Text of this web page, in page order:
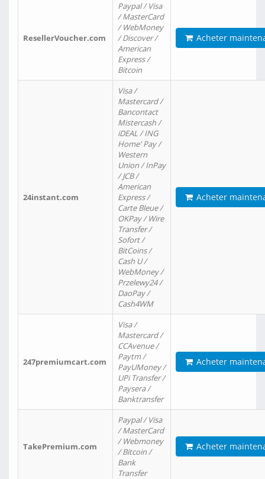
ResellerVoucher.com
Paypal / Visa
/ MasterCard
/ WebMoney
/ Discover /
American
Express /
Bitcoin
Acheter
24instant.com
Visa /
Mastercard /
Bancontact
Mistercash /
iDEAL / ING
Home' Pay /
Western
Union / InPay
/ JCB /
American
Express /
Carte Bleue /
OKPay / Wire
Transfer /
Sofort /
BitCoins /
Cash U /
WebMoney /
Przelewy24 /
DaoPay /
Cash4WM
Acheter
247premiumcart.com
Visa /
Mastercard /
CCAvenue /
Paytm /
PayUMoney /
UPi Transfer /
Paysera /
Banktransfer
Acheter
TakePremium.com
Paypal / Visa
/ MasterCard
/ Webmoney
/ Bitcoin /
Bank
Transfer
Acheter